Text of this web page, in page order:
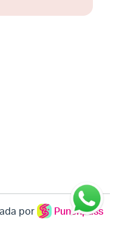
por Punchpass